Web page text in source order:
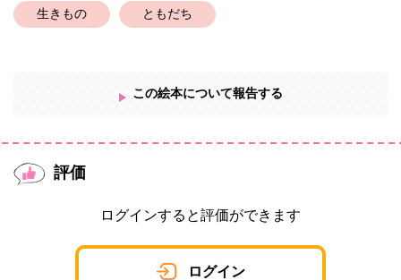
生きもの ともだち
この絵本について報告する
評価
ログインすると評価ができます
ログイン